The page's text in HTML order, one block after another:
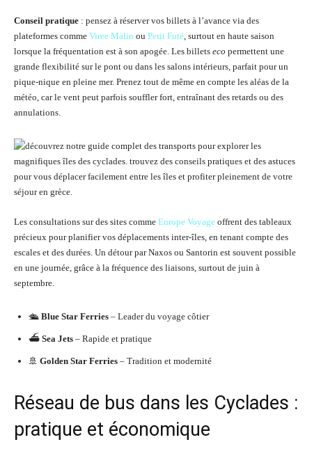
Conseil pratique : pensez à réserver vos billets à l’avance via des
plateformes comme Viree Malin ou Petit Futé, surtout en haute saison
lorsque la fréquentation est à son apogée. Les billets eco permettent une
grande flexibilité sur le pont ou dans les salons intérieurs, parfait pour un
pique-nique en pleine mer. Prenez tout de même en compte les aléas de la
météo, car le vent peut parfois souffler fort, entraînant des retards ou des
annulations.
Les consultations sur des sites comme Europe Voyage offrent des tableaux
précieux pour planifier vos déplacements inter-îles, en tenant compte des
escales et des durées. Un détour par Naxos ou Santorin est souvent possible
en une journée, grâce à la fréquence des liaisons, surtout de juin à
septembre.
🛳️ Blue Star Ferries – Leader du voyage côtier
⛴️ Sea Jets – Rapide et pratique
🚢 Golden Star Ferries – Tradition et modernité
Réseau de bus dans les Cyclades :
pratique et économique